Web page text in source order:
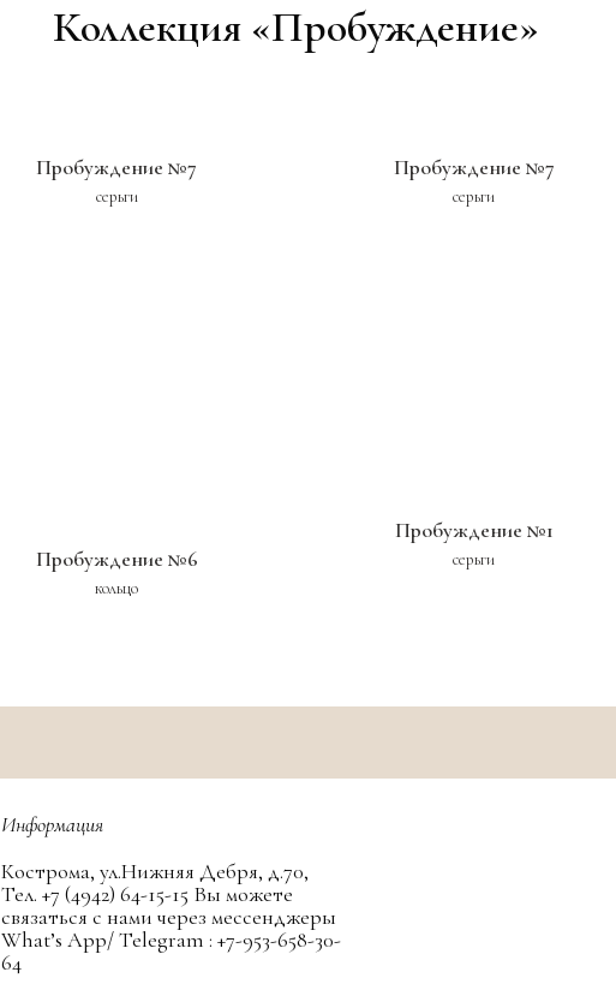
Коллекция «Пробуждение»
Пробуждение №7
серьги
Пробуждение №7
серьги
Пробуждение №6
кольцо
Пробуждение №1
серьги
Информация
Кострома, ул.Нижняя Дебря, д.70,
Тел. +7 (4942) 64-15-15 Вы можете
связаться с нами через мессенджеры
What’s App/ Telegram : +7-953-658-30-
64